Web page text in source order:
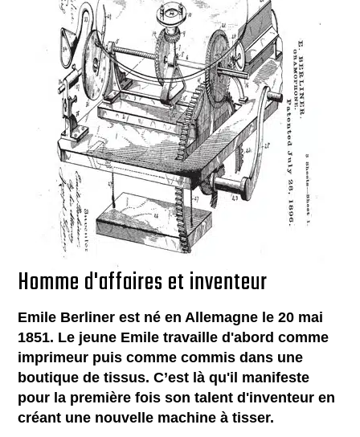
Homme d'affaires et inventeur
Emile Berliner est né en Allemagne le 20 mai
1851. Le jeune Emile travaille d'abord comme
imprimeur puis comme commis dans une
boutique de tissus. C’est là qu'il manifeste
pour la première fois son talent d'inventeur en
créant une nouvelle machine à tisser.